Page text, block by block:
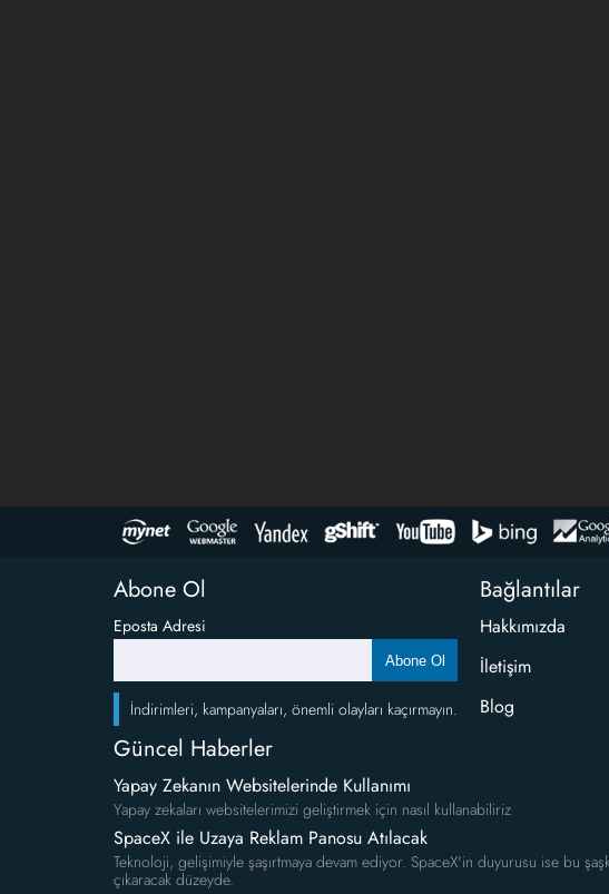
Abone Ol
Eposta Adresi
Abone Ol
İndirimleri, kampanyaları, önemli olayları kaçırmayın.
Güncel Haberler
Yapay Zekanın Websitelerinde Kullanımı
Yapay zekaları websitelerimizi geliştirmek için nasıl kullanabiliriz
SpaceX ile Uzaya Reklam Panosu Atılacak
Teknoloji, gelişimiyle şaşırtmaya devam ediyor. SpaceX'in duyurusu ise bu
çıkaracak düzeyde.
Bağlantılar
Hakkımızda
İletişim
Blog